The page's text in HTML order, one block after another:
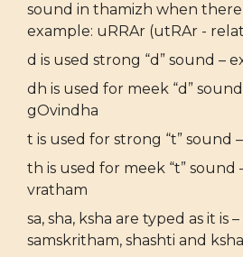
sound in thamizh when there
example: uRRAr (utRAr -
d is used strong “d” sound –
dh is used for meek “d”
gOvindha
t is used for strong “t” sound
th is used for meek “t” sound
vratham
sa, sha, ksha are typed as it is
samskritham, shashti and